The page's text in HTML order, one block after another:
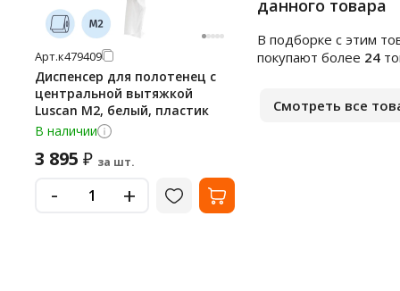
Арт.к479409
Диспенсер для полотенец с
центральной вытяжкой
Luscan М2, белый, пластик
В наличии
3 895 ₽ за шт.
- +
данного товара
В подборке c этим
покупают более 24
Смотреть все